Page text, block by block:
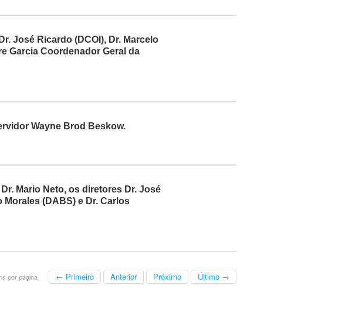
José Ricardo (DCOI), Dr. Marcelo
Garcia Coordenador Geral da
Wayne Brod Beskow.
Mario Neto, os diretores Dr. José
Morales (DABS) e Dr. Carlos
por página ← Primeiro Anterior Próximo Último →